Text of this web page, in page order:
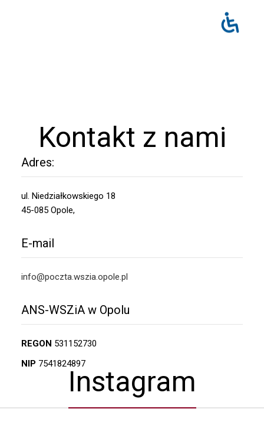
Kontakt z nami
Adres:
ul. Niedziałkowskiego 18
45-085 Opole,
E-mail
info@poczta.wszia.opole.pl
ANS-WSZiA w Opolu
REGON 531152730
NIP 7541824897
Instagram